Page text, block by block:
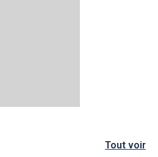
Tout voir